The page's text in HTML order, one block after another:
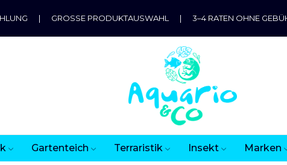
| GROSSE PRODUKTAUSWAHL | 3–4 RATEN OHNE
Gartenteich Terraristik Insekt Marken